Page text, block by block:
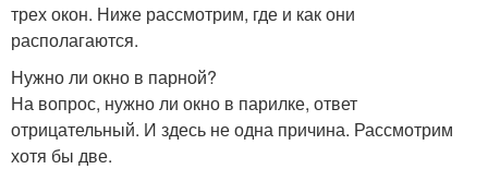
трех окон. Ниже рассмотрим, где и как они
располагаются.
Нужно ли окно в парной?
На вопрос, нужно ли окно в парилке, ответ
отрицательный. И здесь не одна причина. Рассмотрим
хотя бы две.